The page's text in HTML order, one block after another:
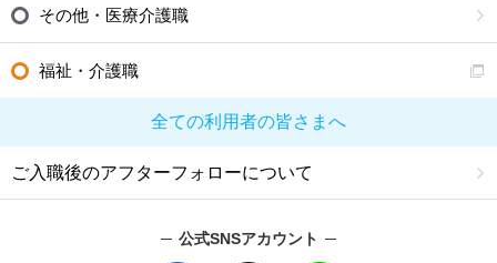
その他・医療介護職
福祉・介護職
全ての利用者の皆さまへ
ご入職後のアフターフォローについて
公式SNSアカウント